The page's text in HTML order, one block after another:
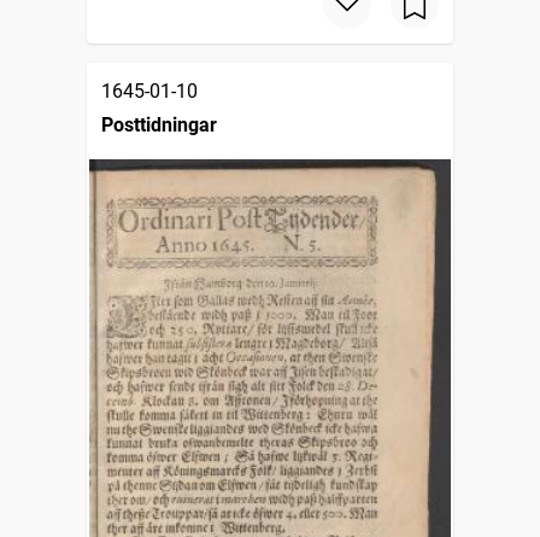
1645-01-10
Posttidningar